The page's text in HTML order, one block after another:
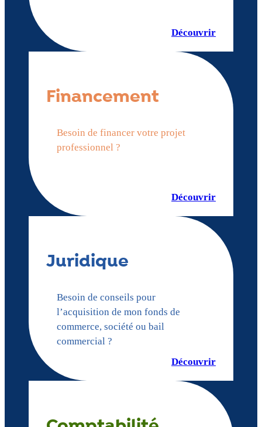
Découvrir
Financement
Besoin de financer votre projet
professionnel ?
Découvrir
Juridique
Besoin de conseils pour
l’acquisition de mon fonds de
commerce, société ou bail
commercial ?
Découvrir